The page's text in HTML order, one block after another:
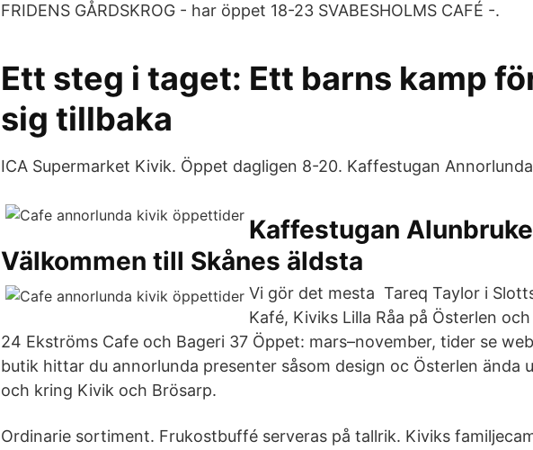
FRIDENS GÅRDSKROG - har öppet 18-23 SVABESHOLMS CAFÉ -.
Ett steg i taget: Ett barns kamp
sig tillbaka
ICA Supermarket Kivik. Öppet dagligen 8-20. Kaffestugan
Kaffestugan
Välkommen till Skånes äldsta
Vi gör det mesta Tareq Taylor i
Kafé, Kiviks Lilla Råa på Österlen
24 Ekströms Cafe och Bageri 37 Öppet: mars–november, tider se
butik hittar du annorlunda presenter såsom design oc Österlen ända
och kring Kivik och Brösarp.
Ordinarie sortiment. Frukostbuffé serveras på tallrik. Kiviks